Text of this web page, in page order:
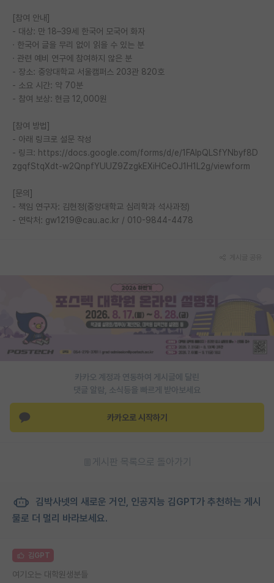
커리어
유학교육
이벤트
반도체 아카데미
재팬라운지 🌸
[참여 안내]
- 대상: 만 18–39세 한국어 모국어 화자
· 한국어 글을 무리 없이 읽을 수 있는 분
· 관련 예비 연구에 참여하지 않은 분
- 장소: 중앙대학교 서울캠퍼스 203관 820호
- 소요 시간: 약 70분
- 참여 보상: 현금 12,000원
[참여 방법]
- 아래 링크로 설문 작성
- 링크: https://docs.google.com/forms/d/e/1FAIpQLSfYNbyf8D
zgqfStqXdt-w2QnpfYUUZ9ZzgkEXiHCeOJ1H1L2g/viewform
[문의]
- 책임 연구자: 김현정(중앙대학교 심리학과 석사과정)
- 연락처: gw1219@cau.ac.kr / 010-9844-4478
카카오 계정과 연동하여 게시글에 달린
댓글 알람, 소식등을 빠르게 받아보세요
카카오로 시작하기
게시판 목록으로 돌아가기
김박사넷의 새로운 거인, 인공지능 김GPT가 추천하는 게시
물로 더 멀리 바라보세요.
김GPT
여기오는 대학원생분들